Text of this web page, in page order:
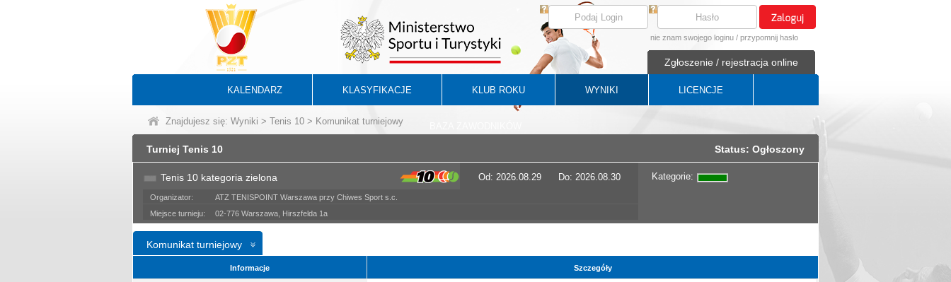
nie znam swojego loginu / przypomnij hasło
Zgłoszenie / rejestracja online
KALENDARZ KLASYFIKACJE KLUB ROKU WYNIKI LICENCJE
Znajdujesz się: Wyniki > Tenis 10 > Komunikat turniejowy
Turniej Tenis 10 Status: Ogłoszony
Tenis 10 kategoria zielona Od: 2026.08.29 Do: 2026.08.30
Organizator:
ATZ TENISPOINT Warszawa przy Chiwes Sport s.c.
Miejsce turnieju:
02-776 Warszawa, Hirszfelda 1a
Kategorie:
Komunikat turniejowy
Informacje Szczegóły